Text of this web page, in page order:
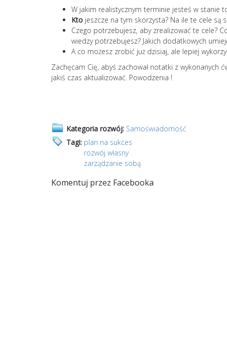
W jakim realistycznym terminie jesteś w stanie
Kto jeszcze na tym skorzysta? Na ile te cele są
Czego potrzebujesz, aby zrealizować te cele?
wiedzy potrzebujesz? Jakich dodatkowych
A co możesz zrobić już dzisiaj, ale lepiej
Zachęcam Cię, abyś zachował notatki z
jakiś czas aktualizować. Powodzenia !
Kategoria rozwój: Samoświadomość
Tagi: plan na sukces
rozwój własny
zarządzanie sobą
Komentuj przez Facebooka